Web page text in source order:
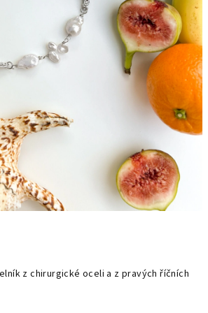
z chirurgické oceli a z pravých říčních